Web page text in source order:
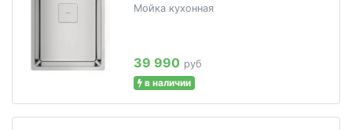
Мойка кухонная
39 990 руб
в наличии